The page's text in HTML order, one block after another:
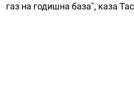
газ на годишна база", каза